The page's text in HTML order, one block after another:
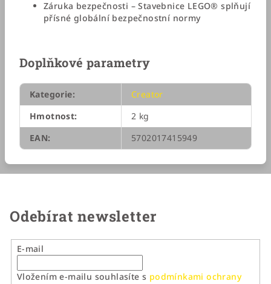
Záruka bezpečnosti – Stavebnice LEGO® splňují
přísné globální bezpečnostní normy
Doplňkové parametry
Kategorie:
Creator
Hmotnost:
2 kg
EAN: 5702017415949
Odebírat newsletter
E-mail
Vložením e-mailu souhlasíte s podmínkami ochrany